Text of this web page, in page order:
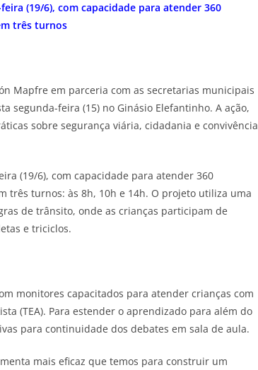
(19/6), com capacidade para atender 360
três turnos
Mapfre em parceria com as secretarias municipais
segunda-feira (15) no Ginásio Elefantinho. A ação,
sobre segurança viária, cidadania e convivência
(19/6), com capacidade para atender 360
turnos: às 8h, 10h e 14h. O projeto utiliza uma
de trânsito, onde as crianças participam de
e triciclos.
monitores capacitados para atender crianças com
(TEA). Para estender o aprendizado para além do
para continuidade dos debates em sala de aula.
mais eficaz que temos para construir um